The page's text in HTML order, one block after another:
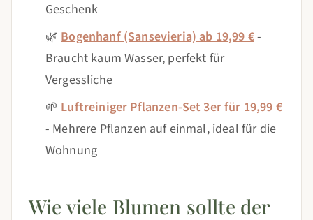
Geschenk
🌿Bogenhanf (Sansevieria) ab 19,99 €-
Braucht kaum Wasser, perfekt für
Vergessliche
🌱Luftreiniger Pflanzen-Set 3er für 19,99 €
- Mehrere Pflanzen auf einmal, ideal für die
Wohnung
Wie viele Blumen sollte der